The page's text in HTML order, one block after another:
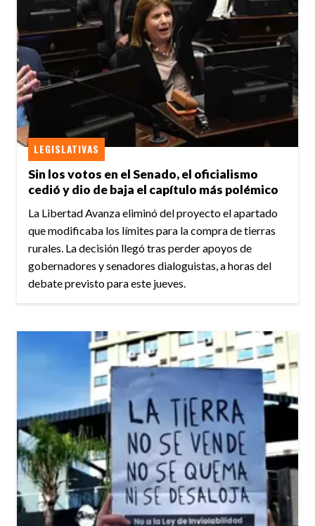
Sin los votos en el Senado, el oficialismo
cedió y dio de baja el capítulo más polémico
LEGISLATIVAS
La Libertad Avanza eliminó del proyecto el apartado
que modificaba los límites para la compra de tierras
rurales. La decisión llegó tras perder apoyos de
gobernadores y senadores dialoguistas, a horas del
debate previsto para este jueves.